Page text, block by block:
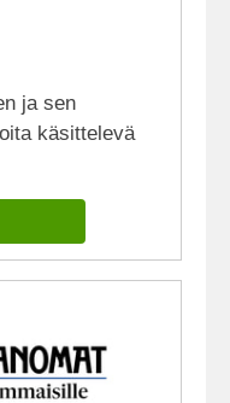
ja sen
käsittelevä